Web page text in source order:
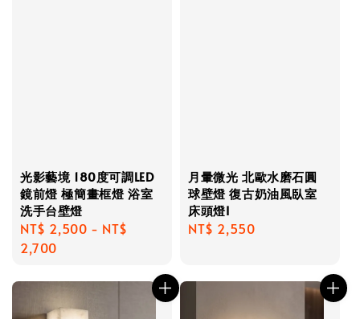
光影藝境 180度可調LED
鏡前燈 極簡畫框燈 浴室
洗手台壁燈
Regular
price
NT$ 2,500 - NT$
2,700
月暈微光 北歐水磨石圓
球壁燈 復古奶油風臥室
床頭燈I
Regular
NT$ 2,550